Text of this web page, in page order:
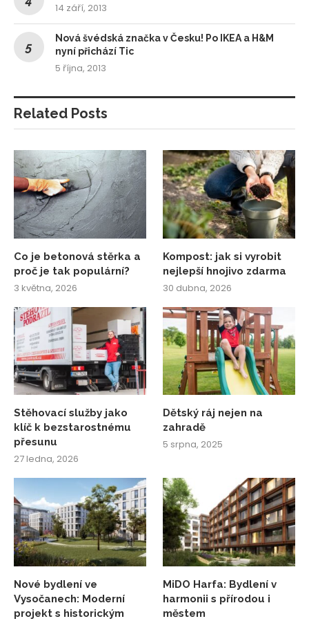
14 září, 2013
Nová švédská značka v Česku! Po IKEA a H&M
nyní přichází Tic
5 října, 2013
Related Posts
Co je betonová stěrka a
proč je tak populární?
3 května, 2026
Kompost: jak si vyrobit
nejlepší hnojivo zdarma
30 dubna, 2026
Stěhovací služby jako
klíč k bezstarostnému
přesunu
27 ledna, 2026
Dětský ráj nejen na
zahradě
5 srpna, 2025
Nové bydlení ve
Vysočanech: Moderní
projekt s historickým
MiDO Harfa: Bydlení v
harmonii s přírodou i
městem